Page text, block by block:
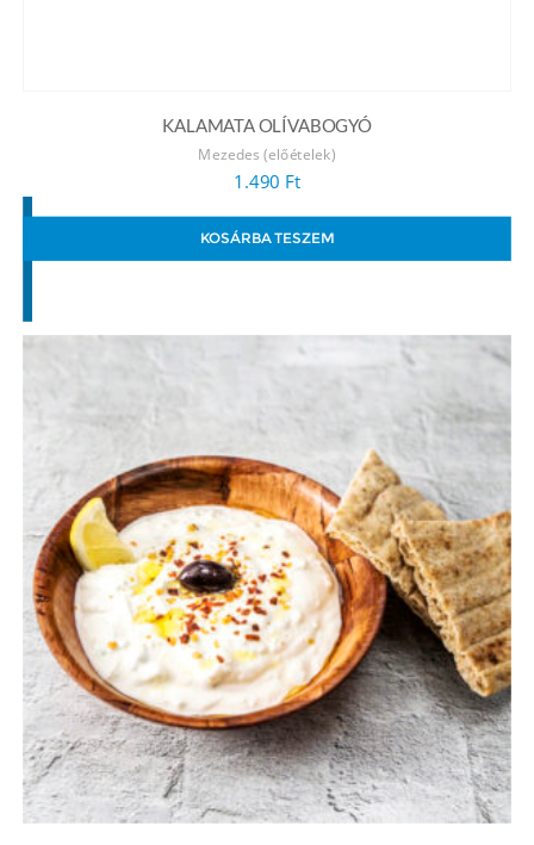
KALAMATA OLÍVABOGYÓ
Mezedes (előételek)
1.490 Ft
KOSÁRBA TESZEM